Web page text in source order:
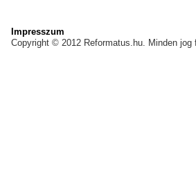
Impresszum
Copyright © 2012 Reformatus.hu. Minden jog